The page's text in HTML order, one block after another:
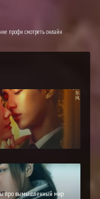
профи смотреть онлайн
про вымышленный мир